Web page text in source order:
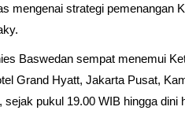
mengenai strategi pemenangan
Baswedan sempat menemui
Grand Hyatt, Jakarta Pusat,
pukul 19.00 WIB hingga dini